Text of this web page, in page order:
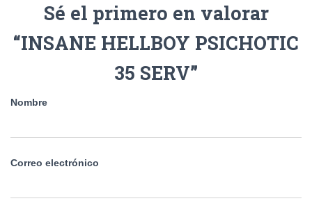
Sé el primero en valorar
“INSANE HELLBOY PSICHOTIC
35 SERV”
Nombre
Correo electrónico